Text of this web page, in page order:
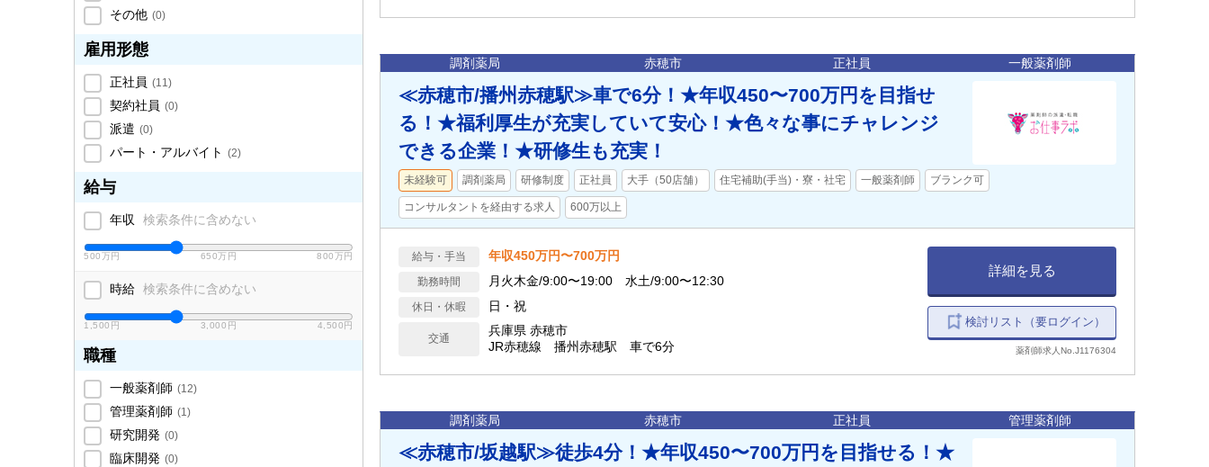
その他 (0)
雇用形態
正社員 (11)
契約社員 (0)
派遣 (0)
パート・アルバイト (2)
給与
年収 検索条件に含めない
500万円 650万円 800万円
時給 検索条件に含めない
1,500円 3,000円 4,500円
職種
一般薬剤師 (12)
管理薬剤師 (1)
研究開発 (0)
臨床開発 (0)
調剤薬局 赤穂市 正社員 一般薬剤師
≪赤穂市/播州赤穂駅≫車で6分！★年収450〜700万円を目指せ
る！★福利厚生が充実していて安心！★色々な事にチャレンジ
できる企業！★研修生も充実！
未経験可 調剤薬局 研修制度 正社員 大手（50店舗） 住宅補助(手当)・寮・社宅 一般薬剤師 ブランク可
コンサルタントを経由する求人 600万以上
給与・手当 年収450万円〜700万円
勤務時間 月火木金/9:00〜19:00 水土/9:00〜12:30
休日・休暇 日・祝
交通
兵庫県 赤穂市
JR赤穂線 播州赤穂駅 車で6分
詳細を見る
検討リスト（要ログイン）
薬剤師求人No.J1176304
調剤薬局 赤穂市 正社員 管理薬剤師
≪赤穂市/坂越駅≫徒歩4分！★年収450〜700万円を目指せる！★